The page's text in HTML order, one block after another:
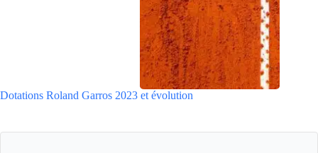
Dotations Roland Garros 2023 et évolution